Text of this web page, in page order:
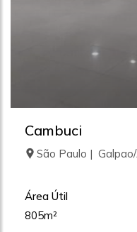
Cambuci
São Paulo |
Área Útil
805m²